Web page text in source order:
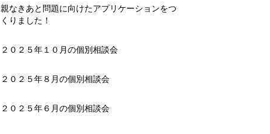
親なきあと問題に向けたアプリケーションをつ
くりました！
２０２５年１０月の個別相談会
２０２５年８月の個別相談会
２０２５年６月の個別相談会